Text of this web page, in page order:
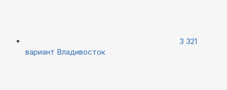
3 321
вариант Владивосток